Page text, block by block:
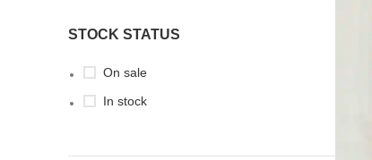
STOCK STATUS
On sale
In stock